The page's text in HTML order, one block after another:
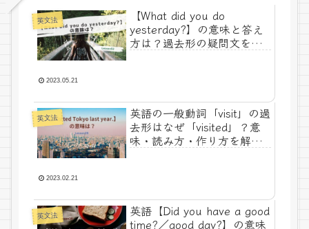
英文法
【What did you do
yesterday?】の意味と答え
方は？過去形の疑問文をか
2023.05.21
英文法
英語の一般動詞「visit」の過
去形はなぜ「visited」？意
味・読み方・作り方を解説
2023.02.21
英文法
英語【Did you have a good
time?／good day?】の意味